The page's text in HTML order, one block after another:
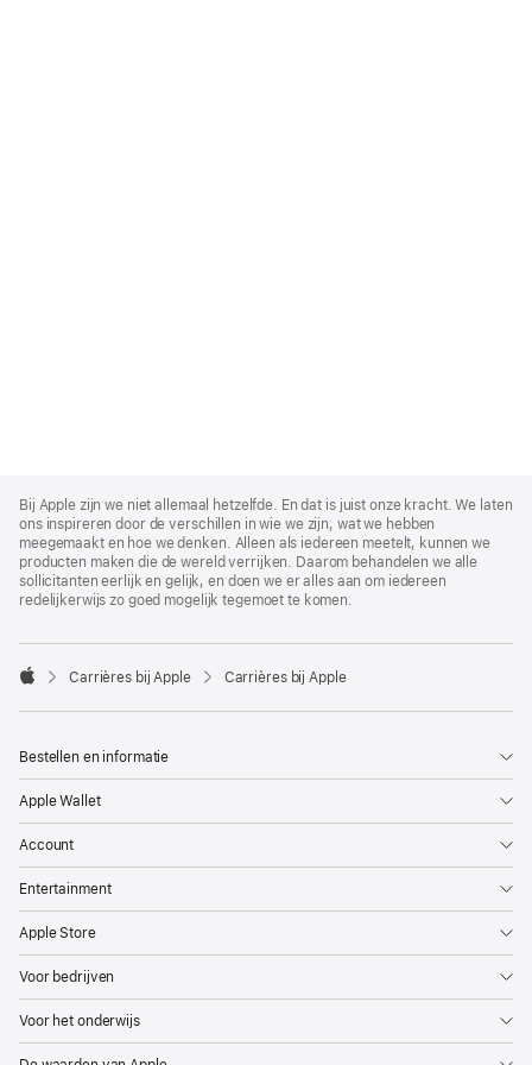
Footer
Bij Apple zijn we niet allemaal hetzelfde. En dat is juist onze kracht. We laten
ons inspireren door de verschillen in wie we zijn, wat we hebben
meegemaakt en hoe we denken. Alleen als iedereen meetelt, kunnen we
producten maken die de wereld verrijken. Daarom behandelen we alle
sollicitanten eerlijk en gelijk, en doen we er alles aan om iedereen
redelijkerwijs zo goed mogelijk tegemoet te komen.

Carrières bij Apple Carrières bij Apple
Bestellen en informatie
Apple Wallet
Account
Entertainment
Apple Store
Voor bedrijven
Voor het onderwijs